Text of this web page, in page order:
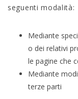
seguenti modalità:
Mediante
o dei relativi
le pagine che
Mediante
terze parti